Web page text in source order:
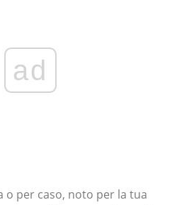
ad
o per caso, noto per la tua